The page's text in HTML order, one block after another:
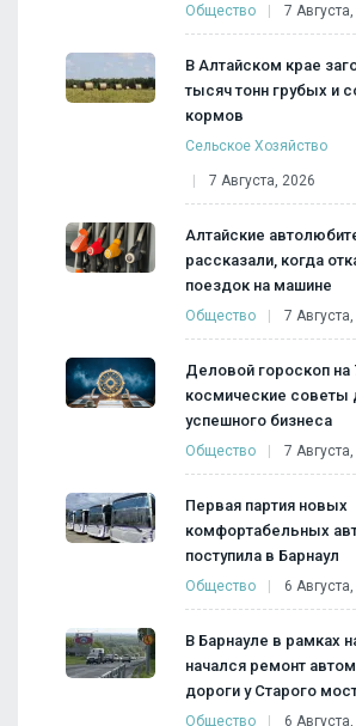
Общество 7
В Алтайском крае
тысяч тонн грубых и
кормов
Сельское Хозяйство
7 Августа, 2026
Алтайские
рассказали, когда
поездок на машине
Общество 7
Деловой гороскоп на
космические советы
успешного бизнеса
Общество 7
Первая партия новых
комфортабельных
поступила в Барнаул
Общество 6
В Барнауле в рамках
начался ремонт
дороги у Старого
Общество 6